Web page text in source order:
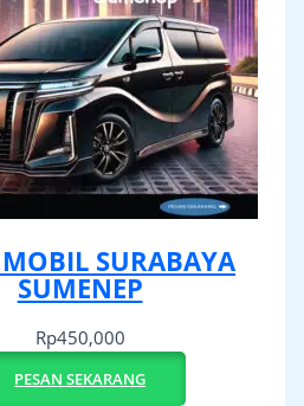
MOBIL SURABAYA
SUMENEP
Rp450,000
PESAN SEKARANG